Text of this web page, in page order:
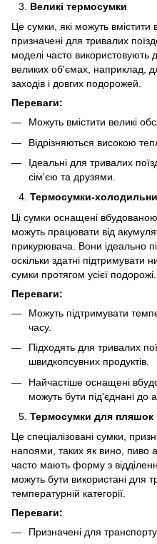
Великі термосумки
Це сумки, які можуть вмістити
призначені для тривалих
моделі часто використовують
великих об'ємах, наприклад,
заходів і довгих подорожей.
Переваги:
Можуть вмістити великі
Відрізняються високою
Ідеальні для тривалих
сім'єю та друзями.
Термосумки-
Ці сумки оснащені
можуть працювати від
прикурювача. Вони ідеально
оскільки здатні підтримувати
сумки протягом усієї подорожі.
Переваги:
Можуть підтримувати
часу.
Підходять для тривалих
швидкопсувних продуктів.
Найчастіше оснащені
можуть бути під'єднані до
Термосумки для пляшок
Це спеціалізовані сумки,
напоями, таких як вино, пиво
часто мають форму з
можуть бути використані для
температурній категорії.
Переваги:
Призначені для